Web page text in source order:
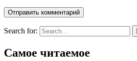
Search for:
Самое читаемое